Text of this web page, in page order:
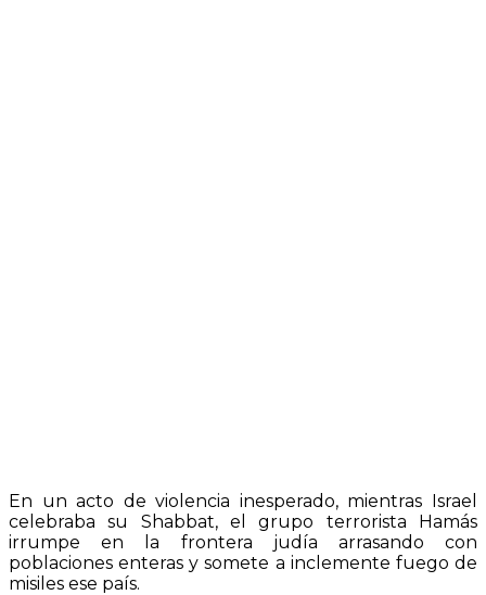
En un acto de violencia inesperado, mientras Israel
celebraba su Shabbat, el grupo terrorista Hamás
irrumpe en la frontera judía arrasando con
poblaciones enteras y somete a inclemente fuego de
misiles ese país.